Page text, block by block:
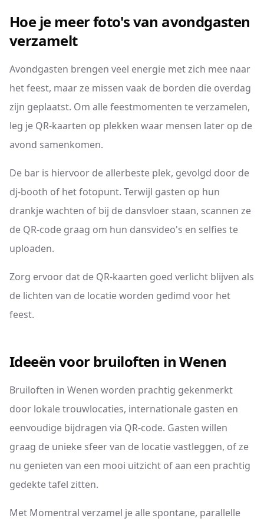
Hoe je meer foto's van avondgasten
verzamelt
Avondgasten brengen veel energie met zich mee naar
het feest, maar ze missen vaak de borden die overdag
zijn geplaatst. Om alle feestmomenten te verzamelen,
leg je QR-kaarten op plekken waar mensen later op de
avond samenkomen.
De bar is hiervoor de allerbeste plek, gevolgd door de
dj-booth of het fotopunt. Terwijl gasten op hun
drankje wachten of bij de dansvloer staan, scannen ze
de QR-code graag om hun dansvideo's en selfies te
uploaden.
Zorg ervoor dat de QR-kaarten goed verlicht blijven als
de lichten van de locatie worden gedimd voor het
feest.
Ideeën voor bruiloften in Wenen
Bruiloften in Wenen worden prachtig gekenmerkt
door lokale trouwlocaties, internationale gasten en
eenvoudige bijdragen via QR-code. Gasten willen
graag de unieke sfeer van de locatie vastleggen, of ze
nu genieten van een mooi uitzicht of aan een prachtig
gedekte tafel zitten.
Met Momentral verzamel je alle spontane, parallelle